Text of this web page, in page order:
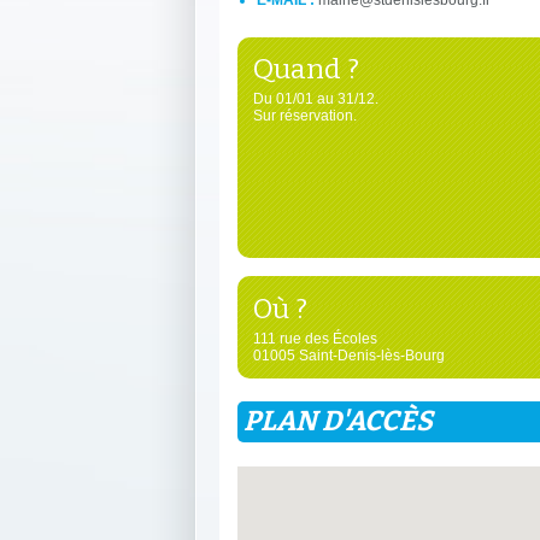
Quand ?
Du 01/01 au 31/12.
Sur réservation.
Où ?
111 rue des Écoles
01005 Saint-Denis-lès-Bourg
PLAN D'ACCÈS